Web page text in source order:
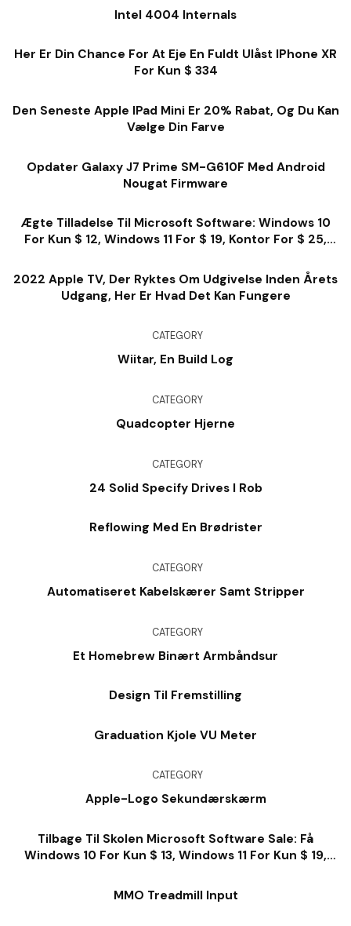
Intel 4004 Internals
Her Er Din Chance For At Eje En Fuldt Ulåst IPhone XR
For Kun $ 334
Den Seneste Apple IPad Mini Er 20% Rabat, Og Du Kan
Vælge Din Farve
Opdater Galaxy J7 Prime SM-G610F Med Android
Nougat Firmware
Ægte Tilladelse Til Microsoft Software: Windows 10
For Kun $ 12, Windows 11 For $ 19, Kontor For $ 25,
2022 Apple TV, Der Ryktes Om Udgivelse Inden Årets
Udgang, Her Er Hvad Det Kan Fungere
CATEGORY
Wiitar, En Build Log
CATEGORY
Quadcopter Hjerne
CATEGORY
24 Solid Specify Drives I Rob
Reflowing Med En Brødrister
CATEGORY
Automatiseret Kabelskærer Samt Stripper
CATEGORY
Et Homebrew Binært Armbåndsur
Design Til Fremstilling
Graduation Kjole VU Meter
CATEGORY
Apple-Logo Sekundærskærm
Tilbage Til Skolen Microsoft Software Sale: Få
Windows 10 For Kun $ 13, Windows 11 For Kun $ 19,
MMO Treadmill Input